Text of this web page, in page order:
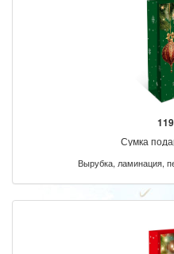
Сумка
Вырубка, ламинация,